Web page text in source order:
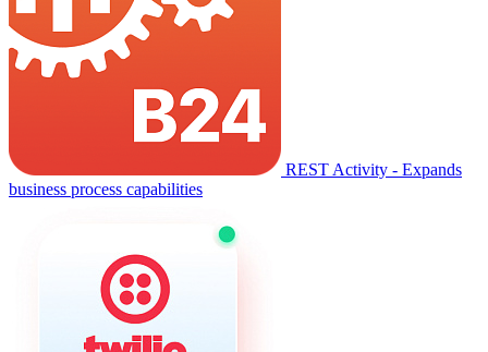
REST Activity - Expands
business process capabilities